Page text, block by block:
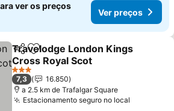
ver os preços
Ver preços
PartilharAdicionar aos favoritos
Travelodge London Kings
Cross Royal Scot
Ver preços
3 Estrelas
7,3
16.850
a 2.5 km de Trafalgar Square
Estacionamento seguro no local